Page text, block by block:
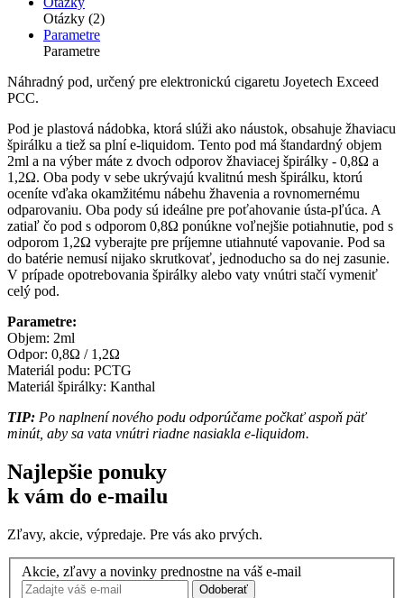
Otázky (2)
Parametre
Parametre
Náhradný pod, určený pre elektronickú cigaretu Joyetech Exceed
PCC.
Pod je plastová nádobka, ktorá slúži ako náustok, obsahuje žhaviacu
špirálku a tiež sa plní e-liquidom. Tento pod má štandardný objem
2ml a na výber máte z dvoch odporov žhaviacej špirálky - 0,8Ω a
1,2Ω. Oba pody v sebe ukrývajú kvalitnú mesh špirálku, ktorú
oceníte vďaka okamžitému nábehu žhavenia a rovnomernému
odparovaniu. Oba pody sú ideálne pre poťahovanie ústa-pľúca. A
zatiaľ čo pod s odporom 0,8Ω ponúkne voľnejšie potiahnutie, pod s
odporom 1,2Ω vyberajte pre príjemne utiahnuté vapovanie. Pod sa
do batérie nemusí nijako skrutkovať, jednoducho sa do nej zasunie.
V prípade opotrebovania špirálky alebo vaty vnútri stačí vymeniť
celý pod.
Parametre:
Objem: 2ml
Odpor: 0,8Ω / 1,2Ω
Materiál podu: PCTG
Materiál špirálky: Kanthal
TIP: Po naplnení nového podu odporúčame počkať aspoň päť
minút, aby sa vata vnútri riadne nasiakla e-liquidom.
Najlepšie ponuky
k vám do e-mailu
Zľavy, akcie, výpredaje. Pre vás ako prvých.
Akcie, zľavy a novinky prednostne na váš e-mail
Odoberať